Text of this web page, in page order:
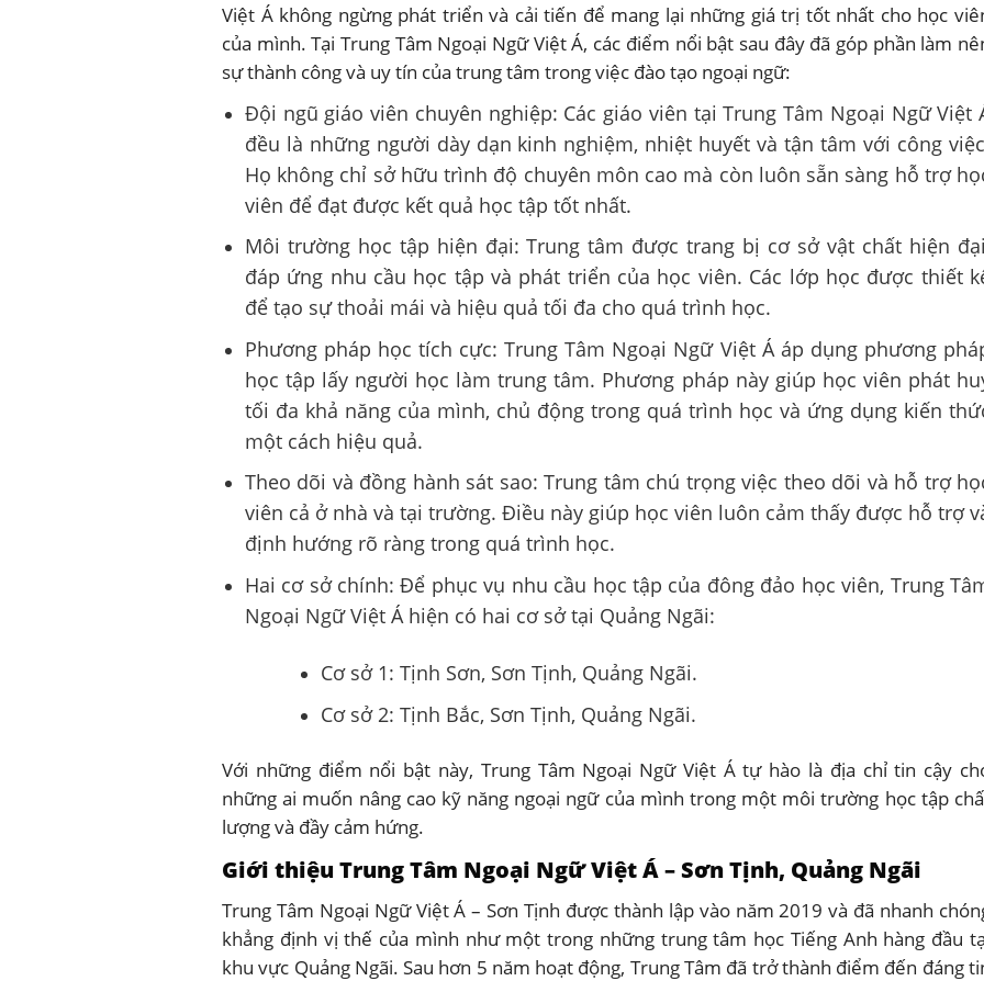
Việt Á không ngừng phát triển và cải tiến để mang lại những giá trị tốt nhất cho học
của mình. Tại Trung Tâm Ngoại Ngữ Việt Á, các điểm nổi bật sau đây đã góp phần làm
sự thành công và uy tín của trung tâm trong việc đào tạo ngoại ngữ:
Đội ngũ giáo viên chuyên nghiệp: Các giáo viên tại Trung Tâm Ngoại Ngữ Việt
đều là những người dày dạn kinh nghiệm, nhiệt huyết và tận tâm với công
Họ không chỉ sở hữu trình độ chuyên môn cao mà còn luôn sẵn sàng hỗ trợ
viên để đạt được kết quả học tập tốt nhất.
Môi trường học tập hiện đại: Trung tâm được trang bị cơ sở vật chất hiện
đáp ứng nhu cầu học tập và phát triển của học viên. Các lớp học được thiết
để tạo sự thoải mái và hiệu quả tối đa cho quá trình học.
Phương pháp học tích cực: Trung Tâm Ngoại Ngữ Việt Á áp dụng phương
học tập lấy người học làm trung tâm. Phương pháp này giúp học viên phát
tối đa khả năng của mình, chủ động trong quá trình học và ứng dụng kiến
một cách hiệu quả.
Theo dõi và đồng hành sát sao: Trung tâm chú trọng việc theo dõi và hỗ trợ
viên cả ở nhà và tại trường. Điều này giúp học viên luôn cảm thấy được hỗ trợ
định hướng rõ ràng trong quá trình học.
Hai cơ sở chính: Để phục vụ nhu cầu học tập của đông đảo học viên, Trung
Ngoại Ngữ Việt Á hiện có hai cơ sở tại Quảng Ngãi:
Cơ sở 1: Tịnh Sơn, Sơn Tịnh, Quảng Ngãi.
Cơ sở 2: Tịnh Bắc, Sơn Tịnh, Quảng Ngãi.
Với những điểm nổi bật này, Trung Tâm Ngoại Ngữ Việt Á tự hào là địa chỉ tin cậy
những ai muốn nâng cao kỹ năng ngoại ngữ của mình trong một môi trường học tập
lượng và đầy cảm hứng.
Giới thiệu Trung Tâm Ngoại Ngữ Việt Á – Sơn Tịnh, Quảng Ngãi
Trung Tâm Ngoại Ngữ Việt Á – Sơn Tịnh được thành lập vào năm 2019 và đã nhanh
khẳng định vị thế của mình như một trong những trung tâm học Tiếng Anh hàng đầu
khu vực Quảng Ngãi. Sau hơn 5 năm hoạt động, Trung Tâm đã trở thành điểm đến đáng